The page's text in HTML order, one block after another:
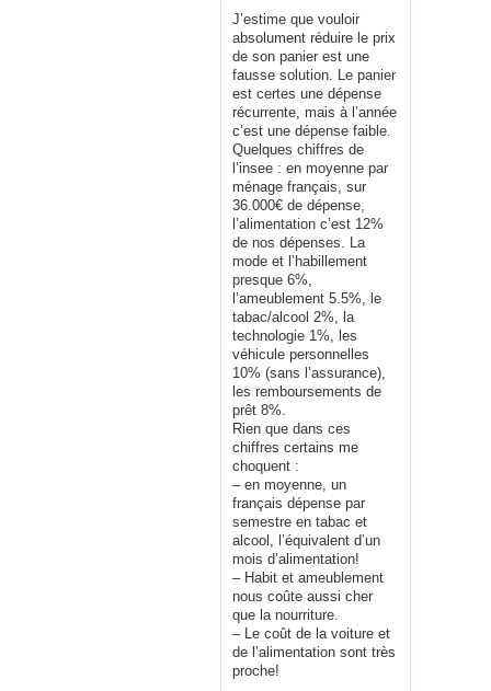
J’estime que vouloir
absolument réduire le prix
de son panier est une
fausse solution. Le panier
est certes une dépense
récurrente, mais à l’année
c’est une dépense faible.
Quelques chiffres de
l’insee : en moyenne par
ménage français, sur
36.000€ de dépense,
l’alimentation c’est 12%
de nos dépenses. La
mode et l’habillement
presque 6%,
l’ameublement 5.5%, le
tabac/alcool 2%, la
technologie 1%, les
véhicule personnelles
10% (sans l’assurance),
les remboursements de
prêt 8%.
Rien que dans ces
chiffres certains me
choquent :
– en moyenne, un
français dépense par
semestre en tabac et
alcool, l’équivalent d’un
mois d’alimentation!
– Habit et ameublement
nous coûte aussi cher
que la nourriture.
– Le coût de la voiture et
de l’alimentation sont très
proche!